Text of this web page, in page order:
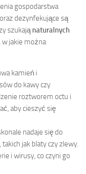
gospodarstwa
dezynfekujące są
szukająnaturalnych
w jakie można
kamień i
do kawy czy
roztworem octu i
aby cieszyć się
nadaje się do
jak blaty czy zlewy.
i wirusy, co czyni go